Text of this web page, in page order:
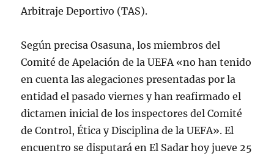
Arbitraje Deportivo (TAS).
Según precisa Osasuna, los miembros del
Comité de Apelación de la UEFA «no han tenido
en cuenta las alegaciones presentadas por la
entidad el pasado viernes y han reafirmado el
dictamen inicial de los inspectores del Comité
de Control, Ética y Disciplina de la UEFA». El
encuentro se disputará en El Sadar hoy jueve 25